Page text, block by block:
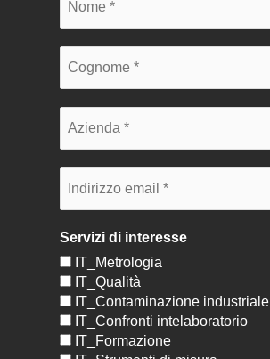
Servizi di interesse
IT_Metrologia
IT_Qualità
IT_Contaminazione industriale
IT_Confronti intelaboratorio
IT_Formazione